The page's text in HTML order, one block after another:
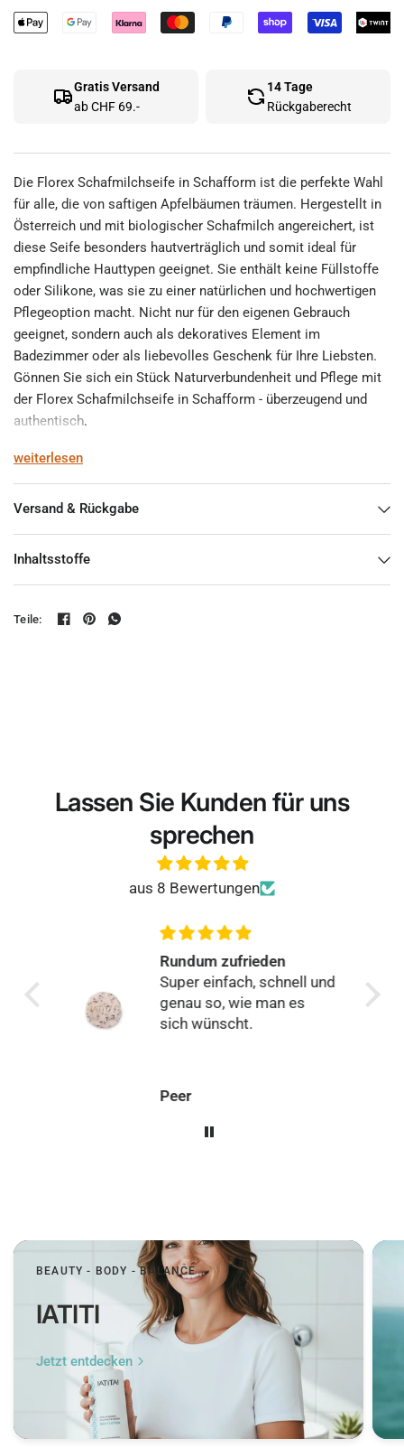
Gratis Versand
ab CHF 69.-
14 Tage
Rückgaberecht
Die Florex Schafmilchseife in Schafform ist die perfekte Wahl
für alle, die von saftigen Apfelbäumen träumen. Hergestellt in
Österreich und mit biologischer Schafmilch angereichert, ist
diese Seife besonders hautverträglich und somit ideal für
empfindliche Hauttypen geeignet. Sie enthält keine Füllstoffe
oder Silikone, was sie zu einer natürlichen und hochwertigen
Pflegeoption macht. Nicht nur für den eigenen Gebrauch
geeignet, sondern auch als dekoratives Element im
Badezimmer oder als liebevolles Geschenk für Ihre Liebsten.
Gönnen Sie sich ein Stück Naturverbundenheit und Pflege mit
der Florex Schafmilchseife in Schafform - überzeugend und
authentisch.
Gewicht
75 g
1 Stück
weiterlesen
Versand & Rückgabe
Inhaltsstoffe
Teile:
Lassen Sie Kunden für uns
sprechen
aus 8 Bewertungen
Rundum zufrieden
Super einfach, schnell und
genau so, wie man es
sich wünscht.
Peer
BEAUTY - BODY - BALANCE
IATITI
Jetzt entdecken